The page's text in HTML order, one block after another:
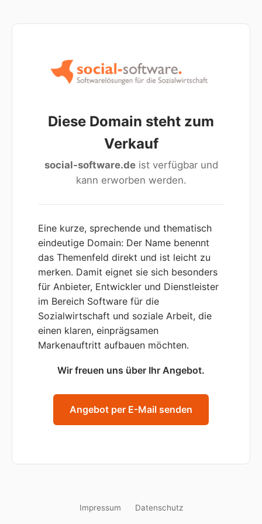
Diese Domain steht zum
Verkauf
social-software.deist verfügbar und
kann erworben werden.
Eine kurze, sprechende und thematisch
eindeutige Domain: Der Name benennt
das Themenfeld direkt und ist leicht zu
merken. Damit eignet sie sich besonders
für Anbieter, Entwickler und Dienstleister
im Bereich Software für die
Sozialwirtschaft und soziale Arbeit, die
einen klaren, einprägsamen
Markenauftritt aufbauen möchten.
Wir freuen uns über Ihr Angebot.
Angebot per E-Mail senden
Impressum Datenschutz